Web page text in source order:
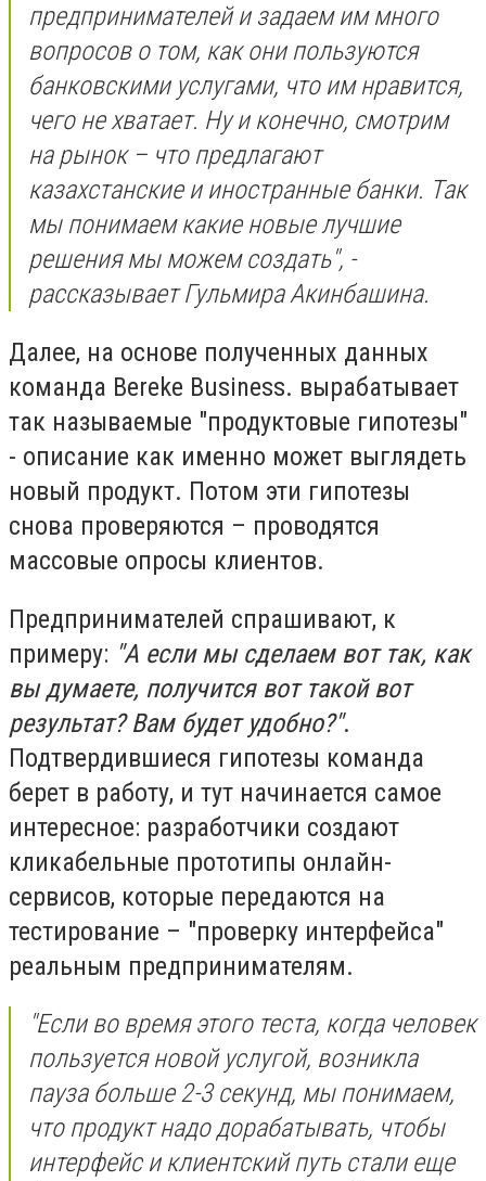
предпринимателей и задаем им много
вопросов о том, как они пользуются
банковскими услугами, что им нравится,
чего не хватает. Ну и конечно, смотрим
на рынок – что предлагают
казахстанские и иностранные банки. Так
мы понимаем какие новые лучшие
решения мы можем создать", -
рассказывает Гульмира Акинбашина.
Далее, на основе полученных данных
команда Bereke Business. вырабатывает
так называемые "продуктовые гипотезы"
- описание как именно может выглядеть
новый продукт. Потом эти гипотезы
снова проверяются – проводятся
массовые опросы клиентов.
Предпринимателей спрашивают, к
примеру: "А если мы сделаем вот так, как
вы думаете, получится вот такой вот
результат? Вам будет удобно?".
Подтвердившиеся гипотезы команда
берет в работу, и тут начинается самое
интересное: разработчики создают
кликабельные прототипы онлайн-
сервисов, которые передаются на
тестирование – "проверку интерфейса"
реальным предпринимателям.
"Если во время этого теста, когда человек
пользуется новой услугой, возникла
пауза больше 2-3 секунд, мы понимаем,
что продукт надо дорабатывать, чтобы
интерфейс и клиентский путь стали еще